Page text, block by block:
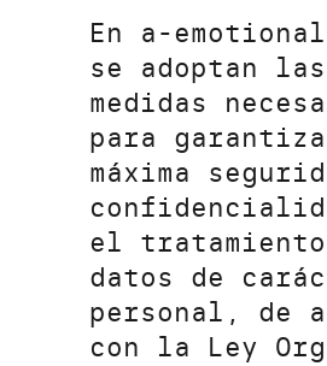
En a-
se adoptan las
medidas
para
máxima
el
datos de
personal, de
con la Ley